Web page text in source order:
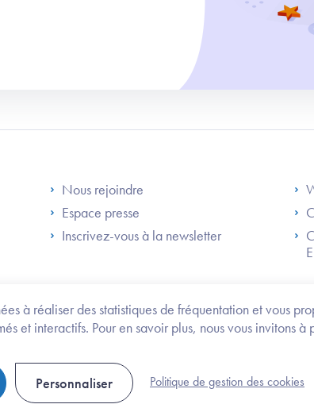
à réaliser des statistiques de fréquentation et vous
et interactifs. Pour en savoir plus, nous vous invitons
Personnaliser Politique de gestion des cookies
Footer Left ANS
Nous rejoindre
Espace presse
Inscrivez-vous à la newsletter
Legifrance.gouv.fr
cookies Gestion des cookies Plan du site